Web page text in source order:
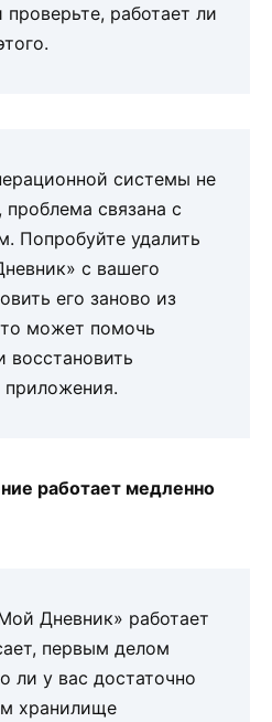
работает ли
системы не
связана с
Попробуйте удалить
с вашего
его заново из
может помочь
восстановить
приложения.
работает медленно
Дневник» работает
первым делом
ли у вас достаточно
хранилище